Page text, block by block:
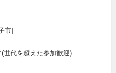
市]
世代を超えた参加歓迎)